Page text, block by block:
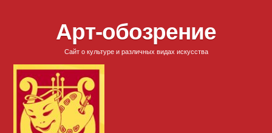
Арт-обозрение
Сайт о культуре и различных видах искусства